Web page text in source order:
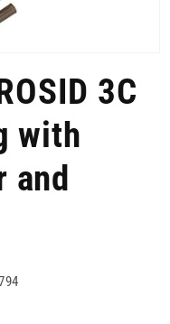
3C
with
and